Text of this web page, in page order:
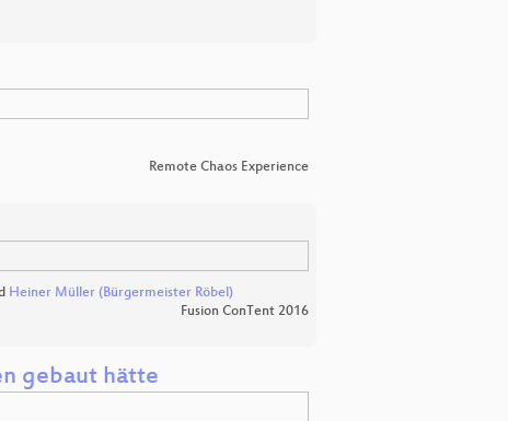
Remote Chaos Experience
Heiner Müller (Bürgermeister Röbel)
Fusion ConTent 2016
gebaut hätte